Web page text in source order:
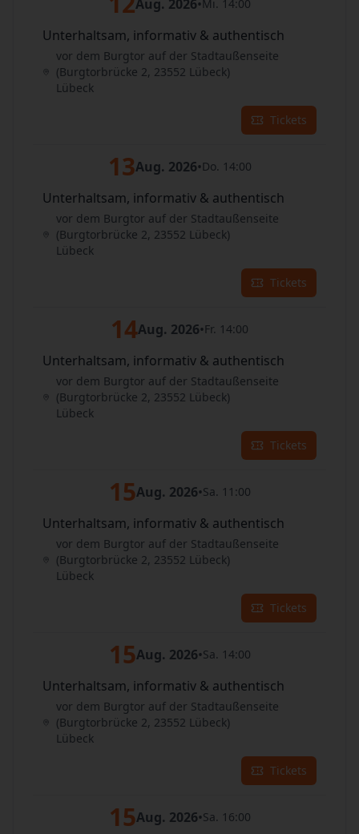
Aug. 2026• Mi. 14:00
Unterhaltsam, informativ & authentisch
vor dem Burgtor auf der Stadtaußenseite
(Burgtorbrücke 2, 23552 Lübeck)
Lübeck
Tickets
13Aug. 2026•Do. 14:00
Unterhaltsam, informativ & authentisch
vor dem Burgtor auf der Stadtaußenseite
(Burgtorbrücke 2, 23552 Lübeck)
Lübeck
Tickets
14Aug. 2026•Fr. 14:00
Unterhaltsam, informativ & authentisch
vor dem Burgtor auf der Stadtaußenseite
(Burgtorbrücke 2, 23552 Lübeck)
Lübeck
Tickets
15Aug. 2026•Sa. 11:00
Unterhaltsam, informativ & authentisch
vor dem Burgtor auf der Stadtaußenseite
(Burgtorbrücke 2, 23552 Lübeck)
Lübeck
Tickets
15Aug. 2026•Sa. 14:00
Unterhaltsam, informativ & authentisch
vor dem Burgtor auf der Stadtaußenseite
(Burgtorbrücke 2, 23552 Lübeck)
Lübeck
Tickets
15Aug. 2026•Sa. 16:00